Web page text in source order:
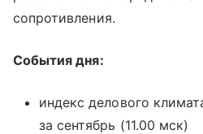
сопротивления.
События дня:
индекс делового
за сентябрь (11.00 мск)